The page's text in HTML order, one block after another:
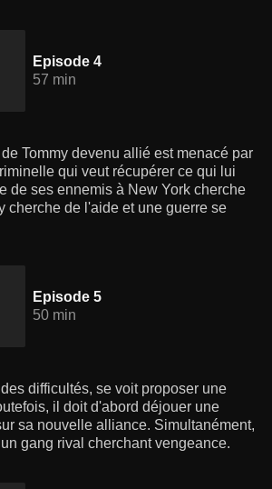
Episode 4
57 min
Tommy devenu allié est menacé par
qui veut récupérer ce qui lui
de ses ennemis à New York cherche
cherche de l'aide et une guerre se
Episode 5
50 min
difficultés, se voit proposer une
il doit d'abord déjouer une
sa nouvelle alliance. Simultanément,
gang rival cherchant vengeance.